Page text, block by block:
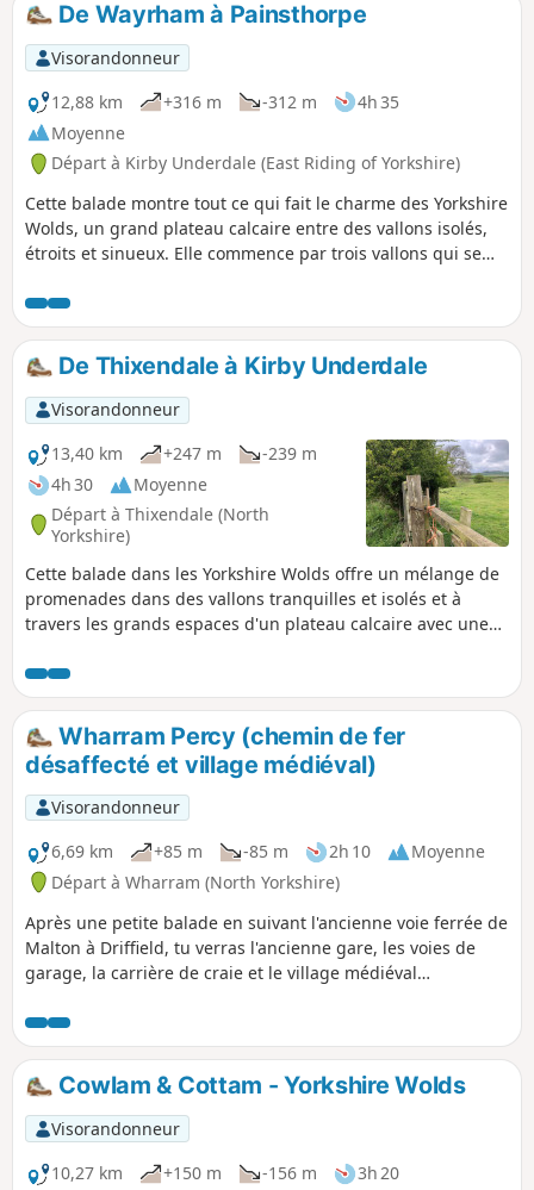
De Wayrham à Painsthorpe
Visorandonneur
12,88 km
+316 m -312 m
4h 35
Moyenne
Départ à Kirby Underdale (East Riding of Yorkshire)
Cette balade montre tout ce qui fait le charme des Yorkshire
Wolds, un grand plateau calcaire entre des vallons isolés,
étroits et sinueux. Elle commence par trois vallons qui se
la vallée de York depuis le bord de l'escarpement. En
traversant le plateau, tu as une vue sur d'autres vallons et,
plus loin, sur le Humber et le Lincolnshire. Le retour
emprunte une autre vallée, un tronçon de voie romaine et
un ancien chemin de transhumance.
De Thixendale à Kirby Underdale
Visorandonneur
13,40 km
+247 m
-239 m
4h 30
Moyenne
Départ à Thixendale (North
Yorkshire)
Cette balade dans les Yorkshire Wolds offre un mélange de
promenades dans des vallons tranquilles et isolés et à
travers les grands espaces d'un plateau calcaire avec une
termine dans le village de Thixendale, où tu trouveras un
pub et une petite boutique.
Wharram Percy (chemin de fer
désaffecté et village médiéval)
Visorandonneur
6,69 km
+85 m -85 m 2h 10
Moyenne
Départ à Wharram (North Yorkshire)
Après une petite balade en suivant l'ancienne voie ferrée de
Malton à Driffield, tu verras l'ancienne gare, les voies de
garage, la carrière de craie et le village médiéval
d'un kilomètre en revenant sur tes pas après avoir visité le
village médiéval et en prenant le raccourci qui ramène au
parking, le long de Centenary Way.
Cowlam & Cottam - Yorkshire Wolds
Visorandonneur
10,27 km
+150 m -156 m
3h 20